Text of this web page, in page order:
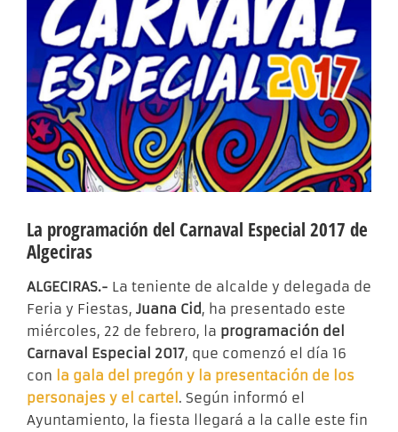
La programación del Carnaval Especial 2017 de
Algeciras
ALGECIRAS.- La teniente de alcalde y delegada de
Feria y Fiestas, Juana Cid, ha presentado este
miércoles, 22 de febrero, la programación del
Carnaval Especial 2017, que comenzó el día 16
con la gala del pregón y la presentación de los
personajes y el cartel . Según informó el
Ayuntamiento, la fiesta llegará a la calle este fin